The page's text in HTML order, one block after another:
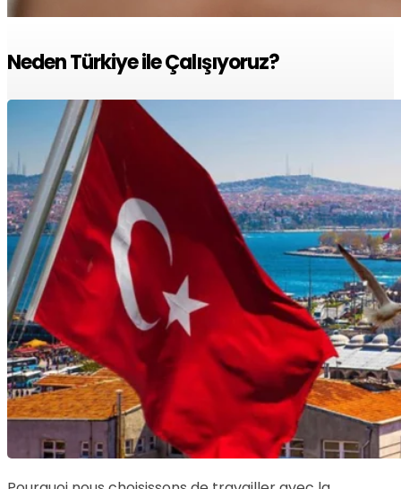
Neden Türkiye ile Çalışıyoruz?